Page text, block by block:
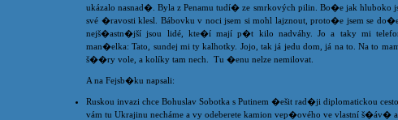
ukázalo nasnad�. Byla z Penamu tudí� ze smrkových pilin. Bo�e jak hluboko
své �ravosti klesl. Bábovku v noci jsem si mohl lajznout, proto�e jsem se
nejš�astn�jší jsou lidé, kte�í mají p�t kilo nadváhy. Jo a taky mi
man�elka: Tato, sundej mi ty kalhotky. Jojo, tak já jedu dom, já na to. Na to
š��ry vole, a kolíky tam nech. Tu �enu nelze nemilovat.
A na Fejsb�ku napsali:
Ruskou invazi chce Bohuslav Sobotka s Putinem �ešit rad�ji diplomatickou
vám tu Ukrajinu necháme a vy odeberete kamion vep�ového ve vlastní š�áv� a